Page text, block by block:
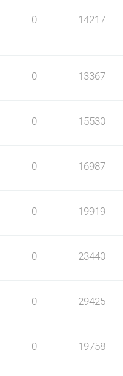
0 14217
0 13367
0 15530
0 16987
0 19919
0 23440
0 29425
0 19758